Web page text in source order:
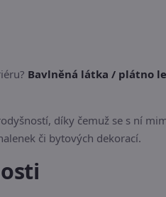
Bavlněná látka / plátno
díky čemuž se s ní
či bytových dekorací.